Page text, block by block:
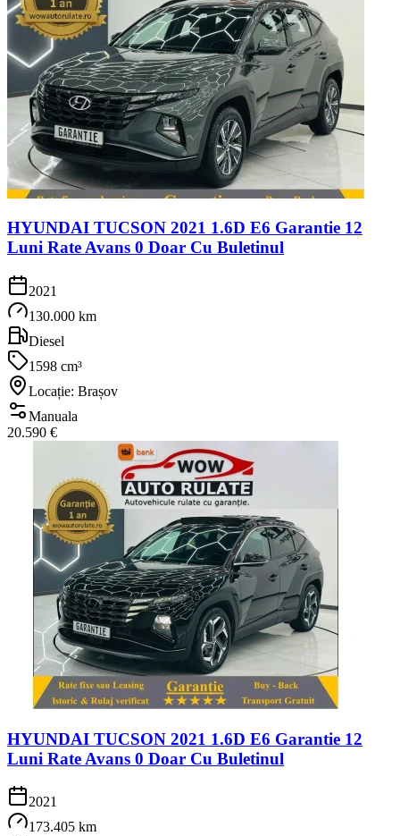
HYUNDAI TUCSON 2021 1.6D E6 Garantie 12
Luni Rate Avans 0 Doar Cu Buletinul
2021
130.000 km
Diesel
1598 cm³
Locație: Brașov
Manuala
20.590 €
HYUNDAI TUCSON 2021 1.6D E6 Garantie 12
Luni Rate Avans 0 Doar Cu Buletinul
2021
173.405 km